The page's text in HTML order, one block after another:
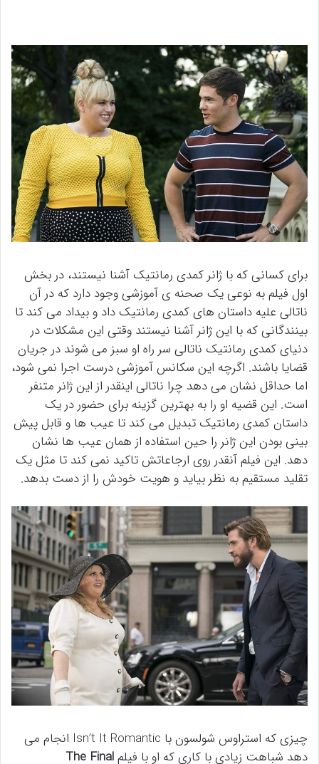
برای کسانی که با ژانر کمدی رمانتیک آشنا نیستند، در بخش
اول فیلم به نوعی یک صحنه ی آموزشی وجود دارد که در آن
ناتالی علیه داستان های کمدی رمانتیک داد و بیداد می کند تا
بینندگانی که با این ژانر آشنا نیستند وقتی این مشکلات در
دنیای کمدی رمانتیک ناتالی سر راه او سبز می شوند در جریان
قضایا باشند. اگرچه این سکانس آموزشی درست اجرا نمی شود،
اما حداقل نشان می دهد چرا ناتالی اینقدر از این ژانر متنفر
است. این قضیه او را به بهترین گزینه برای حضور در یک
داستان کمدی رمانتیک تبدیل می کند تا عیب ها و قابل پیش
بینی بودن این ژانر را حین استفاده از همان عیب ها نشان
دهد. این فیلم آنقدر روی ارجاعاتش تاکید نمی کند تا مثل یک
تقلید مستقیم به نظر بیاید و هویت خودش را از دست بدهد.
چیزی که استراوس شولسون با Isn’t It Romantic انجام می
دهد شباهت زیادی با کاری که او با فیلمThe Final